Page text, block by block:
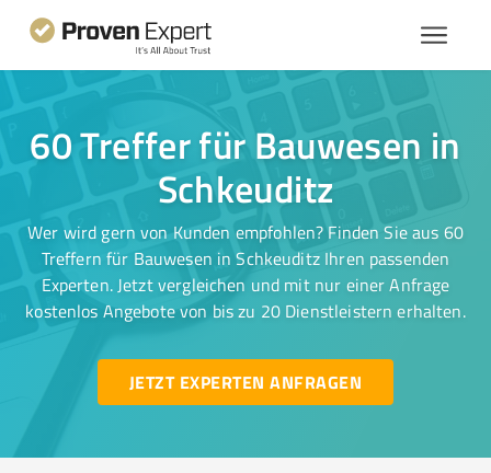
60 Treffer für Bauwesen in
Schkeuditz
Wer wird gern von Kunden empfohlen? Finden Sie aus 60
Treffern für Bauwesen in Schkeuditz Ihren passenden
Experten. Jetzt vergleichen und mit nur einer Anfrage
kostenlos Angebote von bis zu 20 Dienstleistern erhalten.
JETZT EXPERTEN ANFRAGEN